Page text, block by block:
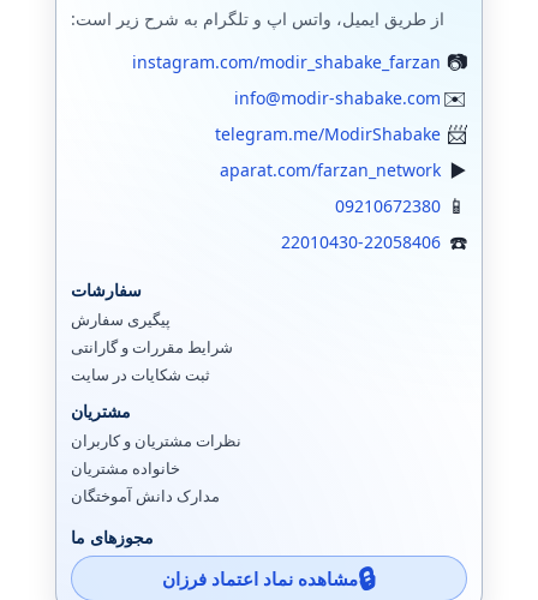
از طریق ایمیل، واتس اپ و تلگرام به شرح زیر است:
instagram.com/modir_shabake_farzan
info@modir-shabake.com
telegram.me/ModirShabake
aparat.com/farzan_network
09210672380
22010430-22058406
سفارشات
پیگیری سفارش
شرایط مقررات و گارانتی
ثبت شکایات در سایت
مشتریان
نظرات مشتریان و کاربران
خانواده مشتریان
مدارک دانش آموختگان
مجوزهای ما
مشاهده نماد اعتماد فرزان